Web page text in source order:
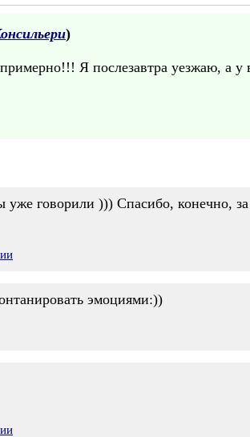
)
Я послезавтра уезжаю, а у
говорили ))) Спасибо, конечно,
эмоциями:))